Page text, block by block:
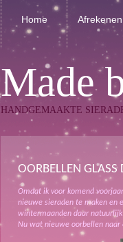
Home Afrekenen
Made
HANDGEMAAKTE
OORBELLEN GLASS
Omdat ik voor komend
nieuwe sieraden te maken en
wintermaanden daar
Nu wat nieuwe oorbellen